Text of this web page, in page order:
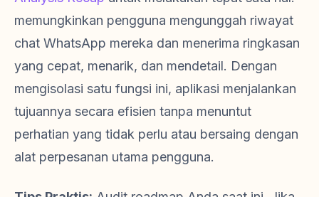
memungkinkan pengguna mengunggah riwayat
chat WhatsApp mereka dan menerima ringkasan
yang cepat, menarik, dan mendetail. Dengan
mengisolasi satu fungsi ini, aplikasi menjalankan
tujuannya secara efisien tanpa menuntut
perhatian yang tidak perlu atau bersaing dengan
alat perpesanan utama pengguna.